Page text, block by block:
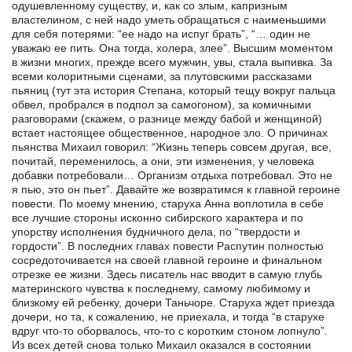
одушевленному существу, и, как со злым, капризным
властелином, с ней надо уметь обращаться с наименьшими
для себя потерями: “ее надо на испуг брать”, “… один не
уважаю ее пить. Она тогда, холера, злее”. Высшим моментом
в жизни многих, прежде всего мужчин, увы, стала выпивка. За
всеми колоритными сценами, за плутовскими рассказами
пьяниц (тут эта история Степана, который тещу вокруг пальца
обвел, пробрался в подпол за самогоном), за комичными
разговорами (скажем, о разнице между бабой и женщиной)
встает настоящее общественное, народное зло. О причинах
пьянства Михаил говорил: “Жизнь теперь совсем другая, все,
почитай, переменилось, а они, эти изменения, у человека
добавки потребовали… Организм отдыха потребовал. Это не
я пью, это он пьет”. Давайте же возвратимся к главной героине
повести. По моему мнению, старуха Анна воплотила в себе
все лучшие стороны исконно сибирского характера и по
упорству исполнения будничного дела, по “твердости и
гордости”. В последних главах повести Распутин полностью
сосредоточивается на своей главной героине и финальном
отрезке ее жизни. Здесь писатель нас вводит в самую глубь
материнского чувства к последнему, самому любимому и
близкому ей ребенку, дочери Таньчоре. Старуха ждет приезда
дочери, но та, к сожалению, не приехала, и тогда “в старухе
вдруг что-то оборвалось, что-то с коротким стоном лопнуло”.
Из всех детей снова только Михаил оказался в состоянии